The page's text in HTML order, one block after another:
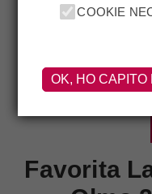
Favorita
COOKIE
OK, HO CAPITO